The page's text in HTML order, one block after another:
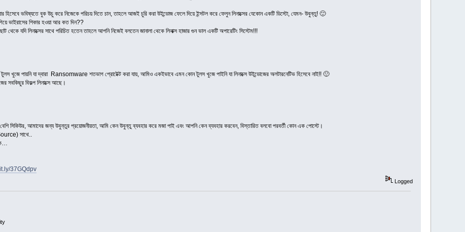
হিসেবে ভবিষ্যতে বুক উচু করে নিজেকে পরিচয় দিতে চান, তাহলে আজই চুরি করা উইন্ডোজ ফেলে দিয়ে ইন্সটল করে ফেলুন লিনাক্সের যেকোন একটি ডিস্টো, যেমন- উবুন্তু! 🙂
ভাইরাসের শিকার হওয়া আর কত দিন??
যদি লিনাক্সের সাথে পরিচিত হতেন তাহলে আপনি নিজেই বলতেন জানালা থেকে লিনাক্স হাজার গুন ভাল একটি অপারেটিং সিস্টেম!!!
খুজে পায়নি যা দ্বারা Ransomware শতভাগ প্রোটেক্ট করা যায়, আমিও একইভাবে এমন কোন টুলস খুজে পাইনি যা লিনাক্সে উইন্ডোজের অলটারনেটিভ হিসেবে নাই!! 🙂
সবকিছুর বিকল্প লিনাক্সে আছে।
সিকিউর, আমাদের জন্য উবুন্তুর প্রয়োজনীয়তা, আমি কেন উবুন্তু ব্যবহার করে মজা পাই এবং আপনি কেন ব্যবহার করবেন, বিস্তারিত বলবো পরবর্তী কোন এক পোস্টে।
সাথে..
37GQdpv
Logged